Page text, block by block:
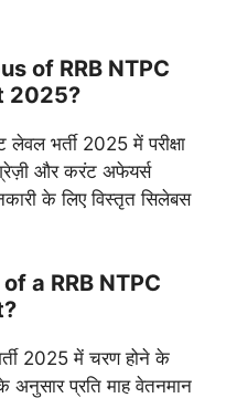
of RRB NTPC
2025?
भर्ती 2025 में परीक्षा
और करंट अफेयर्स
के लिए विस्तृत सिलेबस
a RRB NTPC
2025 में चरण होने के
अनुसार प्रति माह वेतनमान